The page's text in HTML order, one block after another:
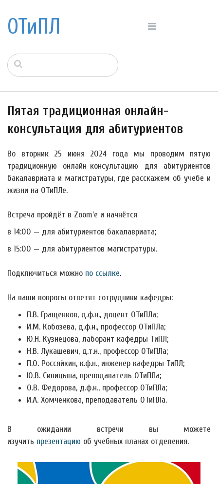
ОТиПЛ
Пятая традиционная онлайн-
консультация для абитуриентов
Во вторник 25 июня 2024 года мы проводим пятую
традиционную онлайн-консультацию для абитуриентов
бакалавриата и магистратуры, где расскажем об учебе и
жизни на ОТиПЛе.
Встреча пройдёт в Zoom'е и начнётся
в 14:00 — для абитуриентов бакалавриата;
в 15:00 — для абитуриентов магистратуры.
Подключиться можно по ссылке.
На ваши вопросы ответят сотрудники кафедры:
П.В. Гращенков, д.ф.н., доцент ОТиПЛа;
И.М. Кобозева, д.ф.н., профессор ОТиПЛа;
Ю.Н. Кузнецова, лаборант кафедры ТиПЛ;
Н.В. Лукашевич, д.т.н., профессор ОТиПЛа;
П.О. Россяйкин, к.ф.н., инженер кафедры ТиПЛ;
Ю.В. Синицына, преподаватель ОТиПЛа;
О.В. Федорова, д.ф.н., профессор ОТиПЛа;
И.А. Хомченкова, преподаватель ОТиПЛа.
В ожидании встречи вы можете
изучить презентацию об учебных планах отделения.